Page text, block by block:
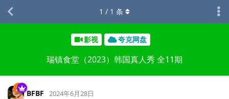
影视 夸克网盘
瑞镇食堂（2023）韩国真人秀 全11期
1 / 1 条
BFBF 2024年6月28日